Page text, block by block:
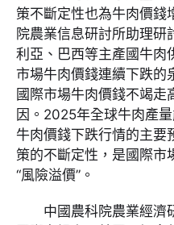
策不斷定性也為牛肉價錢
院農業信息研討所助理研
利亞、巴西等主產國牛肉
市場牛肉價錢連續下跌的
國際市場牛肉價錢不竭走
因。2025年全球牛肉產
牛肉價錢下跌行情的主要
策的不斷定性，是國際市
“風險溢價”。
中國農科院農業經濟